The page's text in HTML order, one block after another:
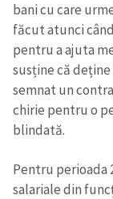
bani cu care
făcut atunci
pentru a ajuta
susține că
semnat un
chirie pentru o
blindată.
Pentru perioada
salariale din